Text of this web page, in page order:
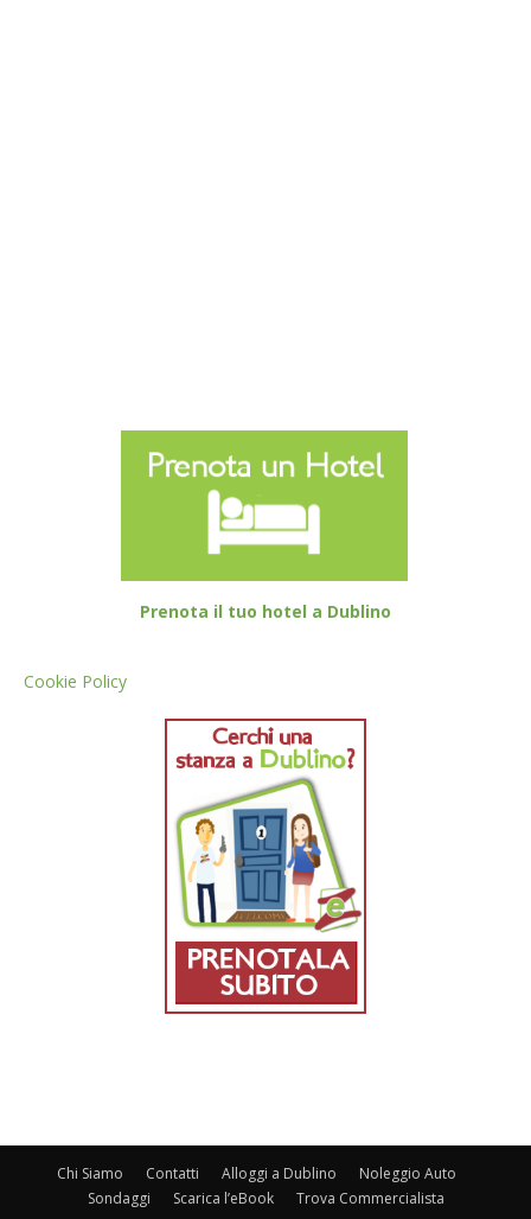
Prenota il tuo hotel a Dublino
Cookie Policy
Chi Siamo Contatti Alloggi a Dublino
Noleggio Auto
Sondaggi
Scarica l’eBook Trova Commercialista